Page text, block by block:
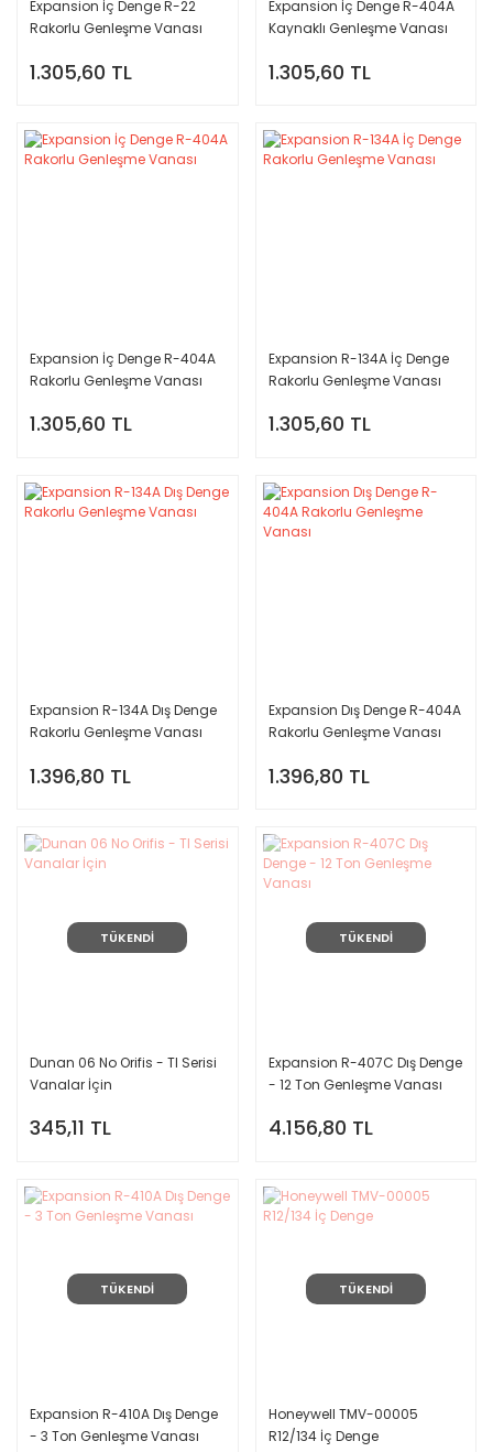
Expansion İç Denge R-22
Rakorlu Genleşme Vanası
1.305,60 TL
Expansion İç Denge R-404A
Kaynaklı Genleşme Vanası
1.305,60 TL
Expansion İç Denge R-404A
Rakorlu Genleşme Vanası
1.305,60 TL
Expansion R-134A İç Denge
Rakorlu Genleşme Vanası
1.305,60 TL
Expansion R-134A Dış Denge
Rakorlu Genleşme Vanası
1.396,80 TL
Expansion Dış Denge R-404A
Rakorlu Genleşme Vanası
1.396,80 TL
TÜKENDİ
Dunan 06 No Orifis - TI Serisi
Vanalar İçin
345,11 TL
TÜKENDİ
Expansion R-407C Dış Denge
- 12 Ton Genleşme Vanası
4.156,80 TL
TÜKENDİ
Expansion R-410A Dış Denge
- 3 Ton Genleşme Vanası
TÜKENDİ
Honeywell TMV-00005
R12/134 İç Denge